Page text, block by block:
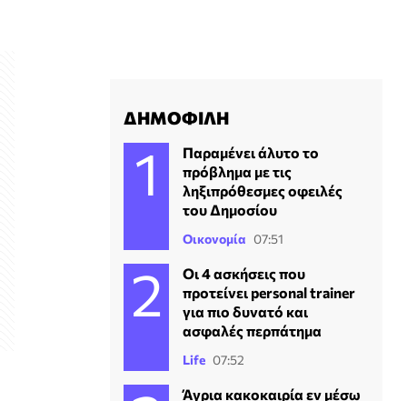
ΔΗΜΟΦΙΛΗ
Παραμένει άλυτο το
πρόβλημα με τις
ληξιπρόθεσμες οφειλές
του Δημοσίου
Οικονομία 07:51
Οι 4 ασκήσεις που
προτείνει personal trainer
για πιο δυνατό και
ασφαλές περπάτημα
Life 07:52
Άγρια κακοκαιρία εν μέσω